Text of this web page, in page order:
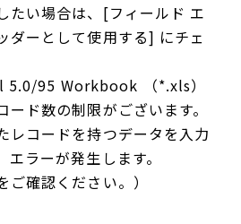
たい場合は、[フィールド エ
ダーとして使用する] にチェ
95 Workbook （*.xls）
ード数の制限がございます。
レコードを持つデータを入力
ラーが発生します。
ご確認ください。）